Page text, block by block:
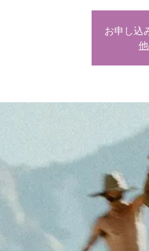
お申し込